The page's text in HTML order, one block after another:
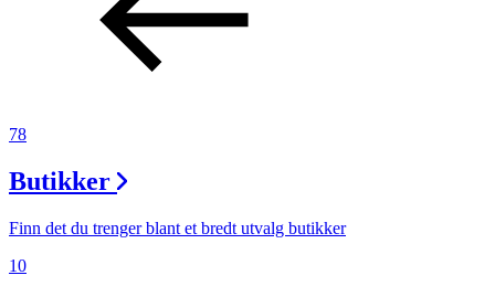
Gavekort
78
Butikker
Finn det du trenger blant et bredt utvalg butikker
10